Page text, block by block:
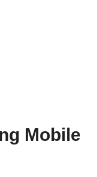
Mobile